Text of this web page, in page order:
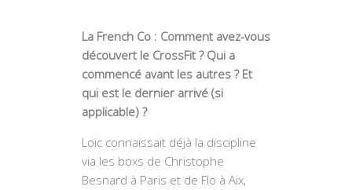
La French Co : Comment avez-vous
découvert le CrossFit ? Qui a
commencé avant les autres ? Et
qui est le dernier arrivé (si
applicable) ?
Loic connaissait déjà la discipline
via les boxs de Christophe
Besnard à Paris et de Flo à Aix,